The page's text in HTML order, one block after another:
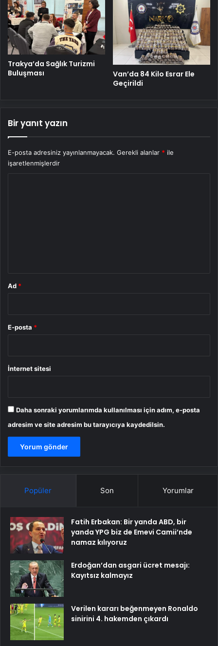
Trakya’da Sağlık Turizmi
Buluşması
Van’da 84 Kilo Esrar Ele
Geçirildi
Bir yanıt yazın
E-posta adresiniz yayınlanmayacak. Gerekli alanlar * ile
işaretlenmişlerdir
Ad *
E-posta *
İnternet sitesi
Daha sonraki yorumlarımda kullanılması için adım, e-posta
adresim ve site adresim bu tarayıcıya kaydedilsin.
Popüler Son Yorumlar
Fatih Erbakan: Bir yanda ABD, bir
yanda YPG biz de Emevi Camii’nde
namaz kılıyoruz
Erdoğan’dan asgari ücret mesajı:
Kayıtsız kalmayız
Verilen kararı beğenmeyen Ronaldo
sinirini 4. hakemden çıkardı